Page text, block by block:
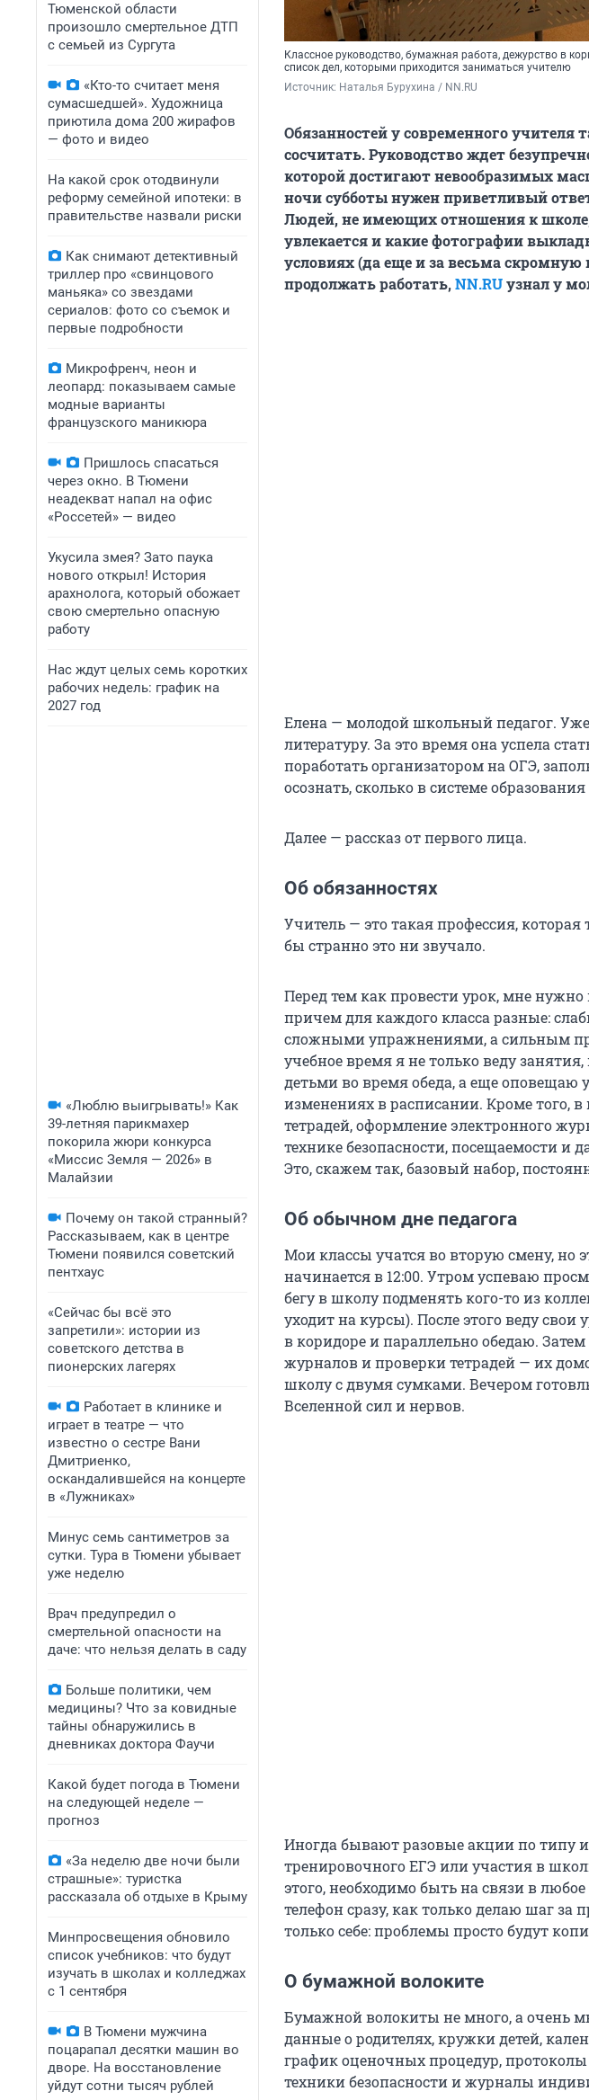
Тюменской области
произошло смертельное ДТП
с семьей из Сургута
«Кто-то считает меня
сумасшедшей». Художница
приютила дома 200 жирафов
— фото и видео
На какой срок отодвинули
реформу семейной ипотеки: в
правительстве назвали риски
Как снимают детективный
триллер про «свинцового
маньяка» со звездами
сериалов: фото со съемок и
первые подробности
Микрофренч, неон и
леопард: показываем самые
модные варианты
французского маникюра
Пришлось спасаться
через окно. В Тюмени
неадекват напал на офис
«Россетей» — видео
Укусила змея? Зато паука
нового открыл! История
арахнолога, который обожает
свою смертельно опасную
работу
Нас ждут целых семь коротких
рабочих недель: график на
2027 год
«Люблю выигрывать!» Как
39-летняя парикмахер
покорила жюри конкурса
«Миссис Земля — 2026» в
Малайзии
Почему он такой странный?
Рассказываем, как в центре
Тюмени появился советский
пентхаус
«Сейчас бы всё это
запретили»: истории из
советского детства в
пионерских лагерях
Работает в клинике и
играет в театре — что
известно о сестре Вани
Дмитриенко,
оскандалившейся на концерте
в «Лужниках»
Минус семь сантиметров за
сутки. Тура в Тюмени убывает
уже неделю
Врач предупредил о
смертельной опасности на
даче: что нельзя делать в саду
Больше политики, чем
медицины? Что за ковидные
тайны обнаружились в
дневниках доктора Фаучи
Какой будет погода в Тюмени
на следующей неделе —
прогноз
«За неделю две ночи были
страшные»: туристка
рассказала об отдыхе в Крыму
Минпросвещения обновило
список учебников: что будут
изучать в школах и колледжах
с 1 сентября
В Тюмени мужчина
поцарапал десятки машин во
дворе. На восстановление
уйдут сотни тысяч рублей
Классное руководство, бумажная работа, дежурство в
список дел, которыми приходится заниматься учителю
Источник: Наталья Бурухина / NN.RU
Обязанностей у современного учителя
сосчитать. Руководство ждет
которой достигают невообразимых
ночи субботы нужен приветливый
Людей, не имеющих отношения к
увлекается и какие фотографии
условиях (да еще и за весьма
продолжать работать,NN.RUузнал у
Елена — молодой школьный педагог.
литературу. За это время она успела
поработать организатором на ОГЭ,
осознать, сколько в системе
Далее — рассказ от первого лица.
Об обязанностях
Учитель — это такая профессия,
бы странно это ни звучало.
Перед тем как провести урок, мне
причем для каждого класса разные:
сложными упражнениями, а сильным
учебное время я не только веду
детьми во время обеда, а еще оповещаю
изменениях в расписании. Кроме того,
тетрадей, оформление электронного
технике безопасности, посещаемости и
Это, скажем так, базовый набор,
Об обычном дне педагога
Мои классы учатся во вторую смену, но
начинается в 12:00. Утром успеваю
бегу в школу подменять кого-то из
уходит на курсы). После этого веду
в коридоре и параллельно обедаю.
журналов и проверки тетрадей — их
школу с двумя сумками. Вечером
Вселенной сил и нервов.
Иногда бывают разовые акции по типу
тренировочного ЕГЭ или участия в
этого, необходимо быть на связи в
телефон сразу, как только делаю шаг
только себе: проблемы просто будут
О бумажной волоките
Бумажной волокиты не много, а очень
данные о родителях, кружки детей,
график оценочных процедур,
техники безопасности и журналы